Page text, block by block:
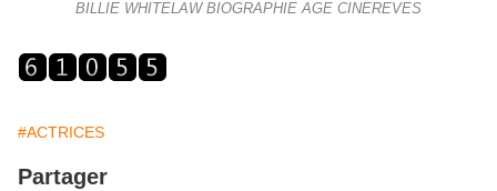
BILLIE WHITELAW BIOGRAPHIE AGE CINEREVES
#ACTRICES
Partager